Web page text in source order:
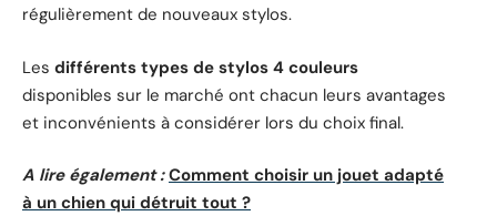
régulièrement de nouveaux stylos.
Les différents types de stylos 4 couleurs
disponibles sur le marché ont chacun leurs avantages
et inconvénients à considérer lors du choix final.
A lire également : Comment choisir un jouet adapté
à un chien qui détruit tout ?